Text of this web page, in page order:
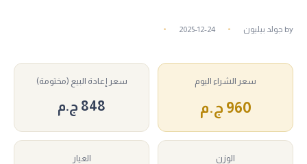
by جولد بيليون 2025-12-24
سعر الشراء اليوم
960 ج.م
سعر إعادة البيع (مختومة)
848 ج.م
الوزن العيار